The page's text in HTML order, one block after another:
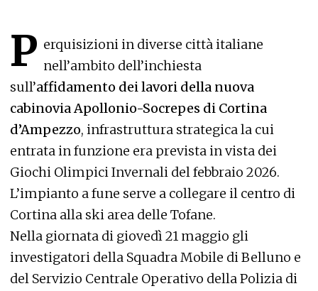
P erquisizioni in diverse città italiane
nell’ambito dell’inchiesta
sull’affidamento dei lavori della nuova
cabinovia Apollonio-Socrepes di Cortina
d’Ampezzo, infrastruttura strategica la cui
entrata in funzione era prevista in vista dei
Giochi Olimpici Invernali del febbraio 2026.
L’impianto a fune serve a collegare il centro di
Cortina alla ski area delle Tofane.
Nella giornata di giovedì 21 maggio gli
investigatori della Squadra Mobile di Belluno e
del Servizio Centrale Operativo della Polizia di